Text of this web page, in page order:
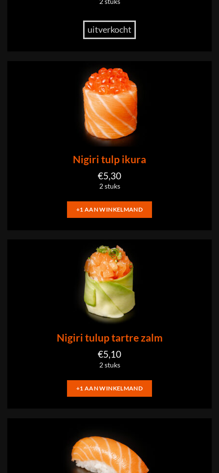
uitverkocht
Nigiri tulp ikura
€5,30
2 stuks
+1 AAN WINKELMAND
Nigiri tulup tartre zalm
€5,10
2 stuks
+1 AAN WINKELMAND